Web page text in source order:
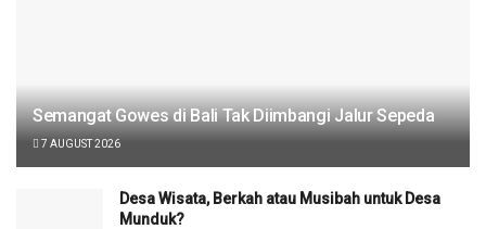
Semangat Gowes di Bali Tak Diimbangi Jalur Sepeda
7 AUGUST 2026
Desa Wisata, Berkah atau Musibah untuk Desa
Munduk?